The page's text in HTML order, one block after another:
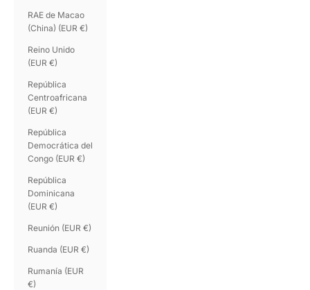
RAE de Macao
(China) (EUR €)
Reino Unido
(EUR €)
República
Centroafricana
(EUR €)
República
Democrática del
Congo (EUR €)
República
Dominicana
(EUR €)
Reunión (EUR €)
Ruanda (EUR €)
Rumanía (EUR
€)